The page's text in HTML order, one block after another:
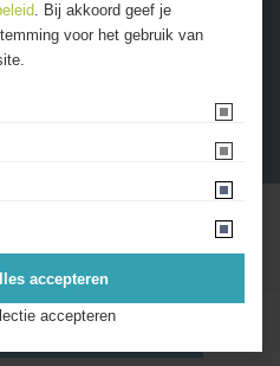
door Lined
. Bij akkoord geef je
voor het gebruik van
accepteren
accepteren